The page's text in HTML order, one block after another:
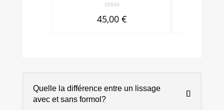
45,00 €
Quelle la différence entre un lissage
avec et sans formol?